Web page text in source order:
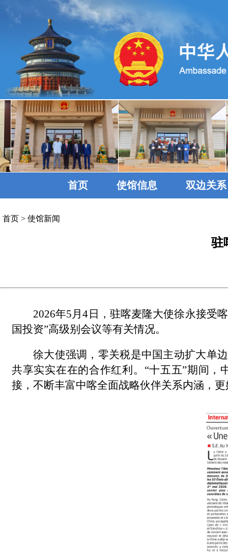
首页 使馆信息 双边关系
首页 > 使馆新闻
驻
2026年5月4日，驻喀麦隆大使徐永接受
国投资”高级别会议等有关情况。
徐大使强调，零关税是中国主动扩大单
共享实实在在的合作红利。“十五五”期间
接，不断丰富中喀全面战略伙伴关系内涵，